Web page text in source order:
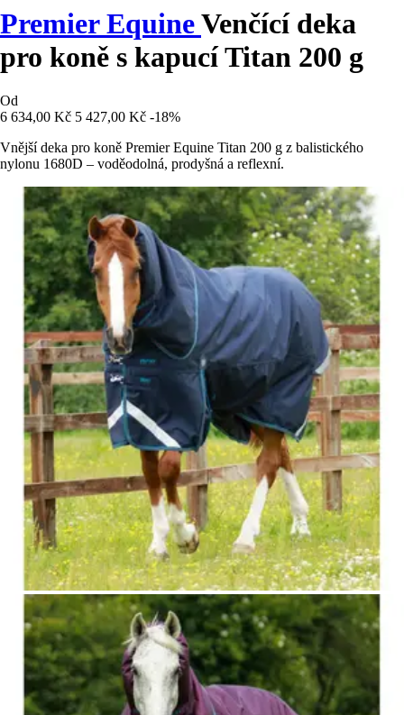
Premier EquineVenčící deka
pro koně s kapucí Titan 200 g
Od
6 634,00 Kč 5 427,00 Kč -18%
Vnější deka pro koně Premier Equine Titan 200 g z balistického
nylonu 1680D – voděodolná, prodyšná a reflexní.